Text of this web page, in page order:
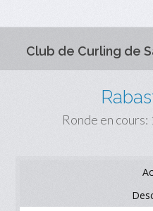
Club de Curling de
Ronde en